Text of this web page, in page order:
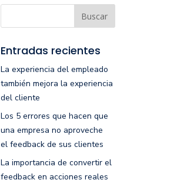
Entradas recientes
La experiencia del empleado
también mejora la experiencia
del cliente
Los 5 errores que hacen que
una empresa no aproveche
el feedback de sus clientes
La importancia de convertir el
feedback en acciones reales